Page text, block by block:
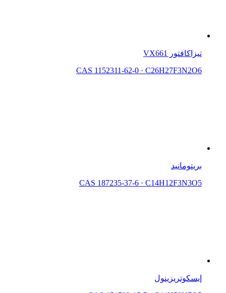
تيزاكافتور VX661
CAS 1152311-62-0 · C26H27F3N2O6
بريتومانيد
CAS 187235-37-6 · C14H12F3N3O5
إيسكوتريزينول